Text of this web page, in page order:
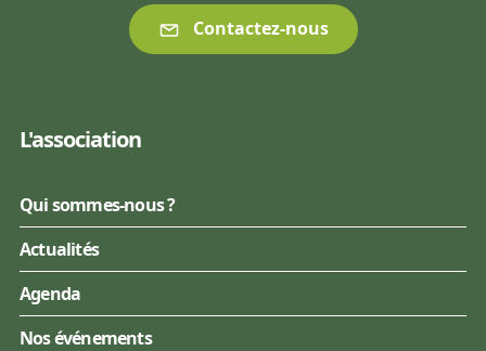
Contactez-nous
L'association
Qui sommes-nous ?
Actualités
Agenda
Nos événements